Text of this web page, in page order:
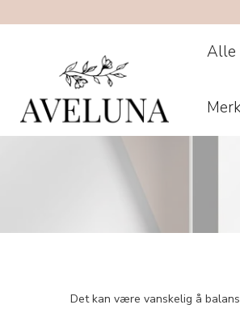
til
Alle
Det kan være vanskelig å